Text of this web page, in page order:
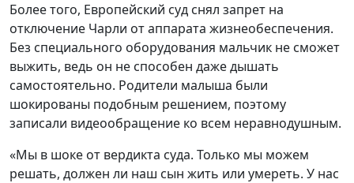
Более того, Европейский суд снял запрет на
отключение Чарли от аппарата жизнеобеспечения.
Без специального оборудования мальчик не сможет
выжить, ведь он не способен даже дышать
самостоятельно. Родители малыша были
шокированы подобным решением, поэтому
записали видеообращение ко всем неравнодушным.
«Мы в шоке от вердикта суда. Только мы можем
решать, должен ли наш сын жить или умереть. У нас